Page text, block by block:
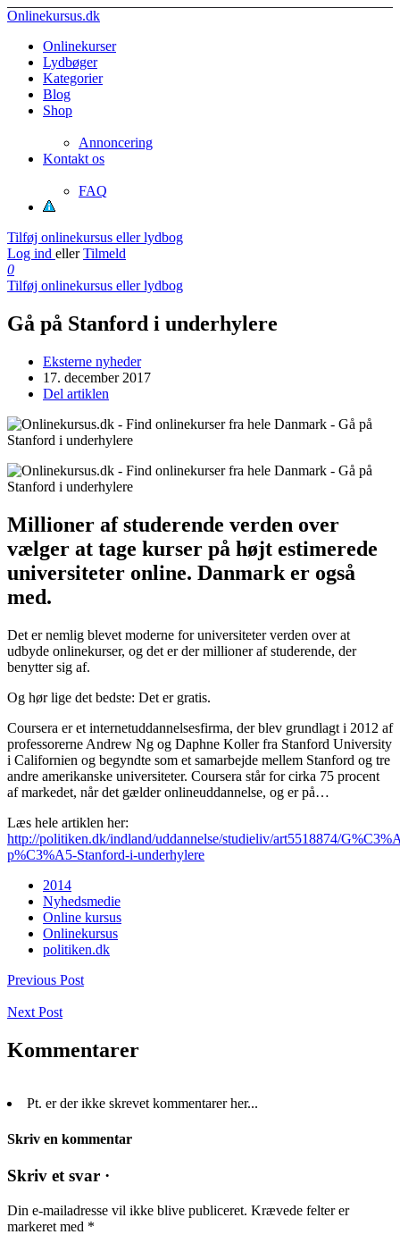
Onlinekursus.dk
Onlinekurser
Lydbøger
Kategorier
Blog
Shop
Annoncering
Kontakt os
FAQ
Tilføj onlinekursus eller lydbog
Log ind eller Tilmeld
0
Tilføj onlinekursus eller lydbog
Gå på Stanford i underhylere
Eksterne nyheder
17. december 2017
Del artiklen
Millioner af studerende verden over
vælger at tage kurser på højt estimerede
universiteter online. Danmark er også
med.
Det er nemlig blevet moderne for universiteter verden over at
udbyde onlinekurser, og det er der millioner af studerende, der
benytter sig af.
Og hør lige det bedste: Det er gratis.
Coursera er et internetuddannelsesfirma, der blev grundlagt i 2012 af
professorerne Andrew Ng og Daphne Koller fra Stanford University
i Californien og begyndte som et samarbejde mellem Stanford og tre
andre amerikanske universiteter. Coursera står for cirka 75 procent
af markedet, når det gælder onlineuddannelse, og er på…
Læs hele artiklen her:
http://politiken.dk/indland/uddannelse/studieliv/art5518874/
p%C3%A5-Stanford-i-underhylere
2014
Nyhedsmedie
Online kursus
Onlinekursus
politiken.dk
Previous Post
Next Post
Kommentarer
Pt. er der ikke skrevet kommentarer her...
Skriv en kommentar
Skriv et svar ·
Din e-mailadresse vil ikke blive publiceret. Krævede felter er
markeret med *